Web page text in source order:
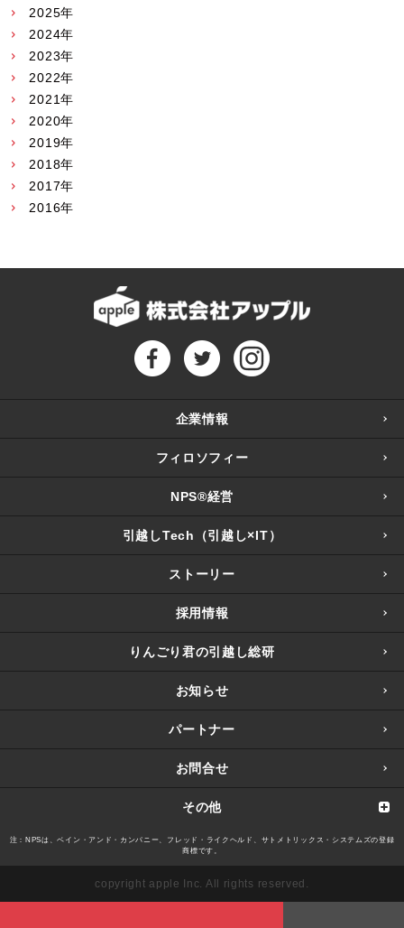
2025年
2024年
2023年
2022年
2021年
2020年
2019年
2018年
2017年
2016年
企業情報
フィロソフィー
NPS®経営
引越しTech（引越し×IT）
ストーリー
採用情報
りんごり君の引越し総研
お知らせ
パートナー
お問合せ
その他
注：NPSは、ベイン・アンド・カンパニー、フレッド・ライクヘルド、サトメトリックス・システムズの登録
商標です。
copyright apple Inc. All rights reserved.